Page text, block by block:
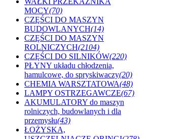
MOCY(70)
CZĘŚCI DO MASZYN
BUDOWLANYCH(14)
CZĘŚCI DO MASZYN
ROLNICZYCH(2104)
CZĘŚCI DO SILNIKÓW(220)
PŁYNY układu chłodzenia,
hamulcowe, do spryskiwaczy(20)
CHEMIA WARSZTATOWA(48)
LAMPY OSTRZEGAWCZE(67)
AKUMULATORY do maszyn
rolniczych, budowlanych i dla
przemysłu(43)
ŁOŻYSKA,